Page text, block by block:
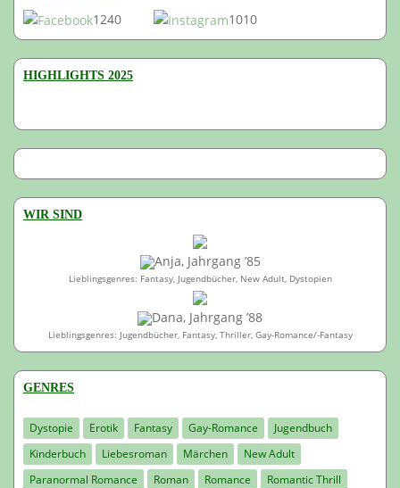
1240 1010
HIGHLIGHTS 2025
WIR SIND
Anja, Jahrgang ’85
Lieblingsgenres: Fantasy, Jugendbücher, New Adult, Dystopien
Dana, Jahrgang ’88
Lieblingsgenres: Jugendbücher, Fantasy, Thriller, Gay-Romance/-Fantasy
GENRES
Dystopie Erotik Fantasy Gay-Romance
Jugendbuch
Kinderbuch
Liebesroman Märchen
New Adult
Paranormal Romance
Roman Romance
Romantic Thrill